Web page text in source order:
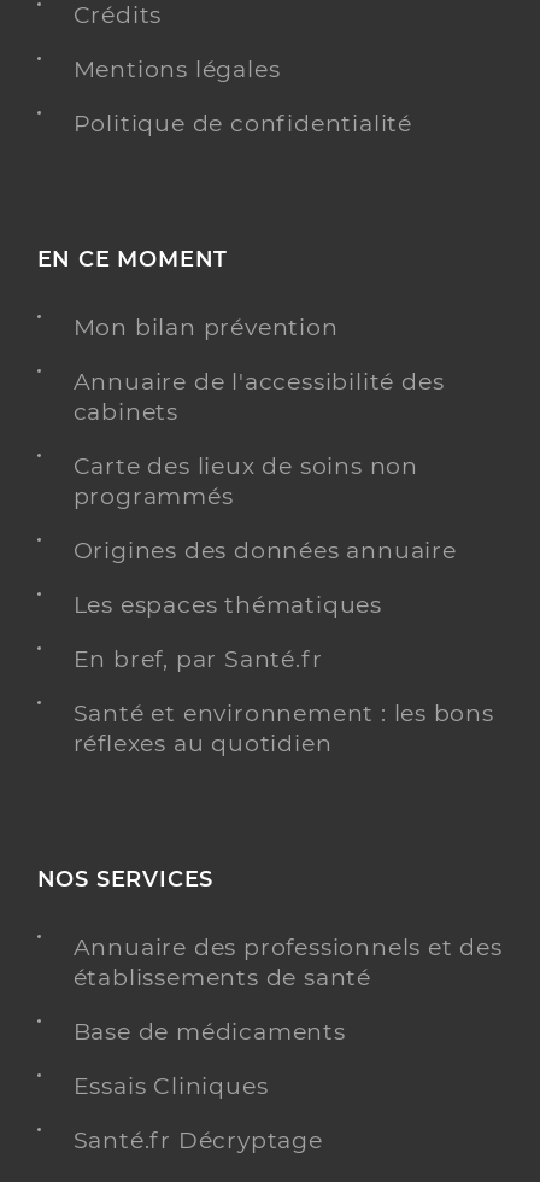
Crédits
Mentions légales
Politique de confidentialité
EN CE MOMENT
Mon bilan prévention
Annuaire de l'accessibilité des
cabinets
Carte des lieux de soins non
programmés
Origines des données annuaire
Les espaces thématiques
En bref, par Santé.fr
Santé et environnement : les bons
réflexes au quotidien
NOS SERVICES
Annuaire des professionnels et des
établissements de santé
Base de médicaments
Essais Cliniques
Santé.fr Décryptage